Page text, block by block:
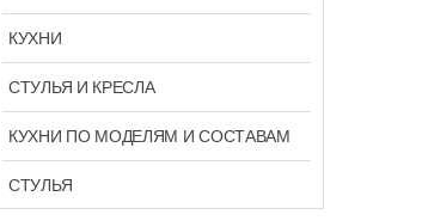
КУХНИ
СТУЛЬЯ И КРЕСЛА
КУХНИ ПО МОДЕЛЯМ И СОСТАВАМ
СТУЛЬЯ